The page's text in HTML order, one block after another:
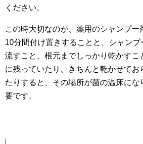
ください。
この時大切なのが、薬用のシャンプー
10分間付け置きすることと、シャン
流すこと、根元までしっかり乾かすこ
に残っていたり、きちんと乾かせてお
たりすると、その場所が菌の温床にな
要です。